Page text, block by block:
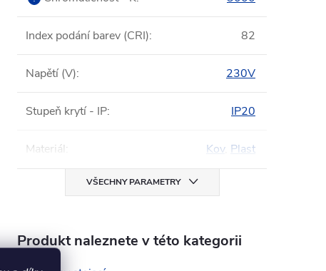
Index podání barev (CRI): 82
Napětí (V): 230V
Stupeň krytí - IP: IP20
Materiál: Kov, Plast
VŠECHNY PARAMETRY
Produkt naleznete v této kategorii